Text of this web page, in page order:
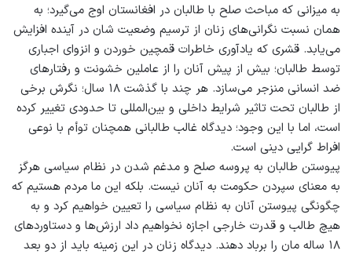
به میزانی که مباحث صلح با طالبان در افغانستان اوج می‌گیرد؛ به
همان نسبت نگرانی‌های زنان از ترسیم وضعیت شان در آینده افزایش
می‌یابد. قشری که یادآوری خاطرات قمچین خوردن و انزوای اجباری
توسط طالبان؛ بیش از پیش آنان را از عاملین خشونت و رفتارهای
ضد انسانی منزجر می‌سازد. هر چند با گذشت ۱۸ سال؛ نگرش برخی
از طالبان تحت تاثیر شرایط داخلی و بین‌المللی تا حدودی تغییر کرده
است، اما با این وجود؛ دیدگاه غالب طالبانی همچنان توأم با نوعی
افراط گرایی دینی است.
پیوستن طالبان به پروسه صلح و مدغم شدن در نظام سیاسی هرگز
به معنای سپردن حکومت به آنان نیست. بلکه این ما مردم هستیم که
چگونگی پیوستن آنان به نظام سیاسی را تعیین خواهیم کرد و به
هیچ طالب و قدرت خارجی اجازه نخواهیم داد ارزش‌ها و دستاوردهای
۱۸ ساله مان را برباد دهند. دیدگاه زنان در این زمینه باید از دو بعد